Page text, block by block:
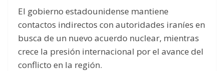
El gobierno estadounidense mantiene
contactos indirectos con autoridades iraníes en
busca de un nuevo acuerdo nuclear, mientras
crece la presión internacional por el avance del
conflicto en la región.